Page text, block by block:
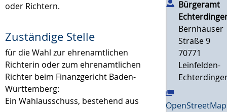
oder Richtern.
Zuständige Stelle
für die Wahl zur ehrenamtlichen
Richterin oder zum ehrenamtlichen
Richter beim Finanzgericht Baden-
Württemberg:
Ein Wahlausschuss, bestehend aus
Bürgeramt
Bernhäuser
Straße 9
70771
Leinfelden-
OpenStreetMap